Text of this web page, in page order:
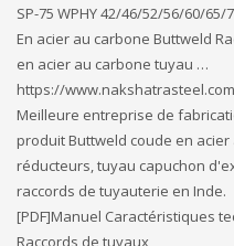
SP-75 WPHY 42/46/52/56/60/65/
En acier au carbone Buttweld
en acier au carbone tuyau …
https://
Meilleure entreprise de
produit Buttweld coude en acier
réducteurs, tuyau capuchon
raccords de tuyauterie en Inde.
[PDF]Manuel Caractéristiques
Raccords de tuyaux